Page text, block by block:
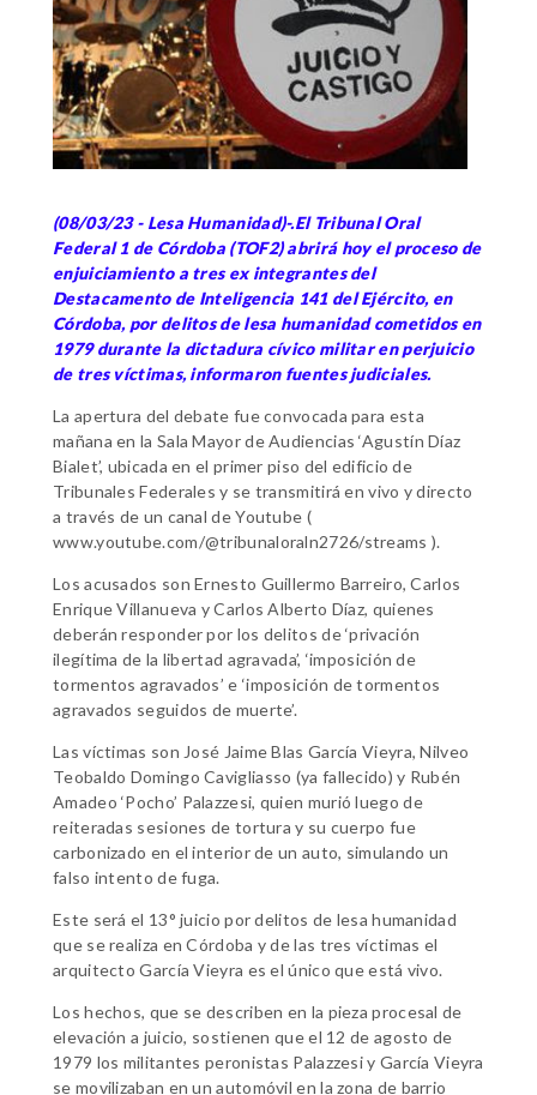
(08/03/23 - Lesa Humanidad)-.El Tribunal Oral
Federal 1 de Córdoba (TOF2) abrirá hoy el proceso de
enjuiciamiento a tres ex integrantes del
Destacamento de Inteligencia 141 del Ejército, en
Córdoba, por delitos de lesa humanidad cometidos en
1979 durante la dictadura cívico militar en perjuicio
de tres víctimas, informaron fuentes judiciales.
La apertura del debate fue convocada para esta
mañana en la Sala Mayor de Audiencias ‘Agustín Díaz
Bialet’, ubicada en el primer piso del edificio de
Tribunales Federales y se transmitirá en vivo y directo
a través de un canal de Youtube (
www.youtube.com/@tribunaloraln2726/streams ).
Los acusados son Ernesto Guillermo Barreiro, Carlos
Enrique Villanueva y Carlos Alberto Díaz, quienes
deberán responder por los delitos de ‘privación
ilegítima de la libertad agravada’, ‘imposición de
tormentos agravados’ e ‘imposición de tormentos
agravados seguidos de muerte’.
Las víctimas son José Jaime Blas García Vieyra, Nilveo
Teobaldo Domingo Cavigliasso (ya fallecido) y Rubén
Amadeo ‘Pocho’ Palazzesi, quien murió luego de
reiteradas sesiones de tortura y su cuerpo fue
carbonizado en el interior de un auto, simulando un
falso intento de fuga.
Este será el 13° juicio por delitos de lesa humanidad
que se realiza en Córdoba y de las tres víctimas el
arquitecto García Vieyra es el único que está vivo.
Los hechos, que se describen en la pieza procesal de
elevación a juicio, sostienen que el 12 de agosto de
1979 los militantes peronistas Palazzesi y García Vieyra
se movilizaban en un automóvil en la zona de barrio